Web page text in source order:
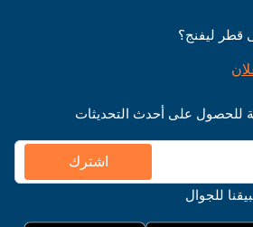
قطر ليفنج؟
للحصول على أحدث التحديثات
اشترك
للجوال